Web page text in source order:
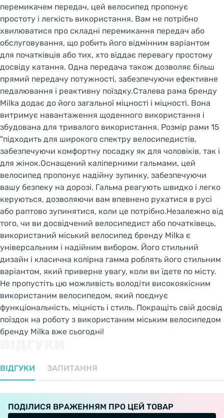
перемикачем передач, цей велосипед пропонує
простоту і легкість використання. Вам не потрібно
хвилюватися про складні перемикання передач або
обслуговування, що робить його відмінним варіантом
для початківців або тих, хто віддає перевагу простому
досвіду катання. Одна передача також дозволяє більш
прямий передачу потужності, забезпечуючи ефективне
педалювання і реактивну поїздку.Сталева рама бренду
Milka додає до його загальної міцності і міцності. Вона
витримує навантаження щоденного використання і
збудована для тривалого використання. Розмір рами 15
"підходить для широкого спектру велосипедистів,
забезпечуючи комфортну посадку як для чоловіків, так і
для жінок.Оснащений каліперними гальмами, цей
велосипед пропонує надійну зупинку, забезпечуючи
вашу безпеку на дорозі. Гальма реагують швидко і легко
керуються, дозволяючи вам впевнено рухатися в русі
або раптово зупинятися, коли це потрібно.Незалежно від
того, чи ви досвідчений велосипедист або початківець,
використаний міський велосипед бренду Milka є
універсальним і надійним вибором. Його стильний
дизайн і класична колірна гамма роблять його стильним
варіантом, який приверне увагу, коли ви їдете по місту.
Не пропустіть цю можливість володіти високоякісним
використаним велосипедом, який поєднує
функціональність, міцність і стиль. Покращіть свій досвід
поїздок на роботу з використаним міським велосипедом
бренду Milka вже сьогодні!
ВІДГУКИ ЗАПИТАННЯ
ПОДІЛИСЯ ВРАЖЕННЯМ ПРО ЦЕЙ ТОВАР